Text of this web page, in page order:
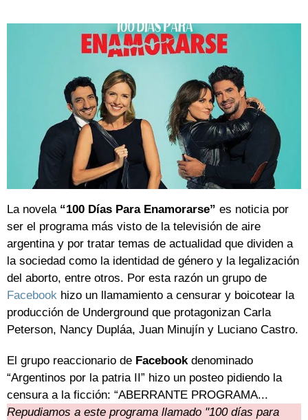
La novela “100 Días Para Enamorarse” es noticia por
ser el programa más visto de la televisión de aire
argentina y por tratar temas de actualidad que dividen a
la sociedad como la identidad de género y la legalización
del aborto, entre otros. Por esta razón un grupo de
Facebook hizo un llamamiento a censurar y boicotear la
producción de Underground que protagonizan Carla
Peterson, Nancy Dupláa, Juan Minujín y Luciano Castro.
El grupo reaccionario de Facebookdenominado
“Argentinos por la patria II” hizo un posteo pidiendo la
censura a la ficción: “ABERRANTE PROGRAMA...
Repudiamos a este programa llamado "100 días para